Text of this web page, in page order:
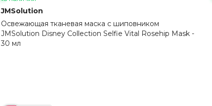
JMSolution
Освежающая тканевая маска с шиповником
JMSolution Disney Collection Selfie Vital Rosehip Mask -
30 мл